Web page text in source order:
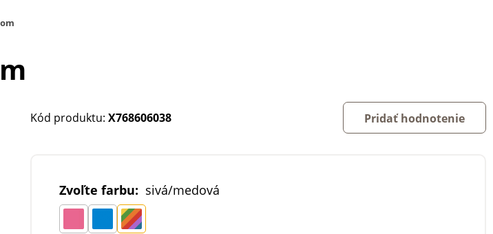
Kód produktu: X768606038 Pridať hodnotenie
Zvoľte farbu: sivá/medová